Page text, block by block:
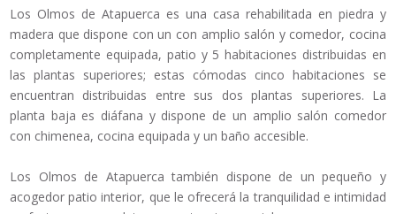
Los Olmos de Atapuerca es una casa rehabilitada en piedra y
madera que dispone con un con amplio salón y comedor, cocina
completamente equipada, patio y 5 habitaciones distribuidas en
las plantas superiores; estas cómodas cinco habitaciones se
encuentran distribuidas entre sus dos plantas superiores. La
planta baja es diáfana y dispone de un amplio salón comedor
con chimenea, cocina equipada y un baño accesible.
Los Olmos de Atapuerca también dispone de un pequeño y
acogedor patio interior, que le ofrecerá la tranquilidad e intimidad